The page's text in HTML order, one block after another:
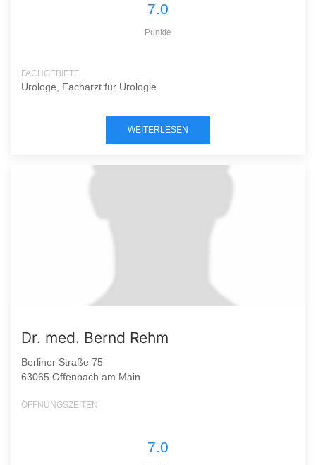
7.0
Punkte
FACHGEBIETE
Urologe, Facharzt für Urologie
WEITERLESEN
Dr. med. Bernd Rehm
Berliner Straße 75
63065 Offenbach am Main
ÖFFNUNGSZEITEN
7.0